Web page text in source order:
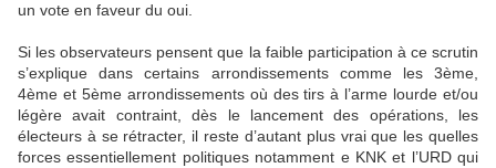
un vote en faveur du oui.
Si les observateurs pensent que la faible participation à ce scrutin
s’explique dans certains arrondissements comme les 3ème,
4ème et 5ème arrondissements où des tirs à l’arme lourde et/ou
légère avait contraint, dès le lancement des opérations, les
électeurs à se rétracter, il reste d’autant plus vrai que les quelles
forces essentiellement politiques notamment e KNK et l’URD qui